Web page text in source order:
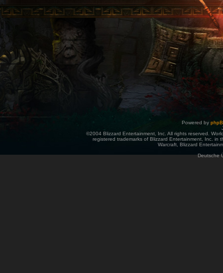
Powered by
©2004 Blizzard Entertainment, Inc. All rights reserved.
registered trademarks of Blizzard Entertainment, Inc. in
Warcraft, Blizzard
Deutsche